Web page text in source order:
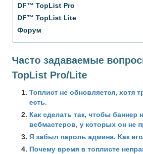
DF™ TopList Pro
DF™ TopList Lite
Форум
Часто задаваемые
TopList Pro/Lite
Топлист не обновляется, хотя
есть.
Как сделать так, чтобы баннер
вебмастеров, у которых он не
Я забыл пароль админа. Как
Почему время в топлисте